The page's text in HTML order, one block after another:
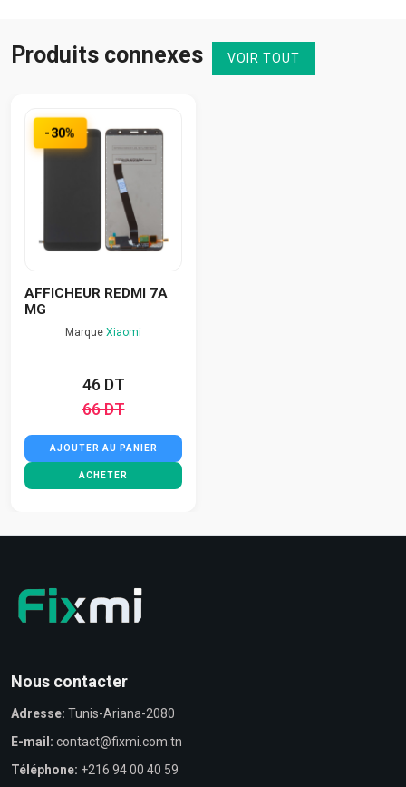
Produits connexes VOIR TOUT
-30%
AFFICHEUR REDMI 7A
MG
Marque Xiaomi
46 DT
66 DT
AJOUTER AU PANIER
ACHETER
Nous contacter
Adresse: Tunis-Ariana-2080
E-mail: contact@fixmi.com.tn
Téléphone: +216 94 00 40 59